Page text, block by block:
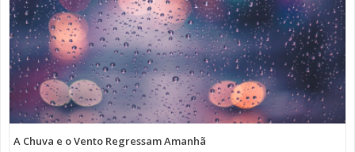
A Chuva e o Vento Regressam Amanhã